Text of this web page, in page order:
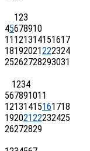
123
45678910
11 121314151617
18192021222324
25262728293031
1234
567891011
12131415161718
19202122232425
26272829